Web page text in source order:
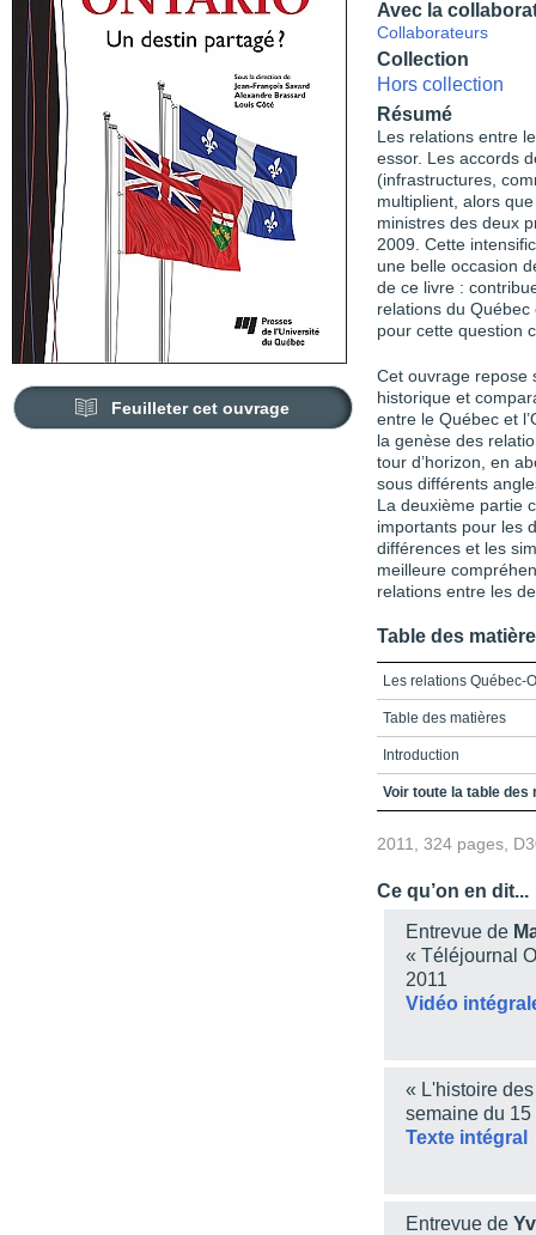
Feuilleter cet ouvrage
Avec la
Collaborateurs
Collection
Hors collection
Résumé
Les relations entre
essor. Les accords
(infrastructures,
multiplient, alors
ministres des deux
2009. Cette
une belle occasion
de ce livre :
relations du Québec
pour cette question
Cet ouvrage repose
historique et
entre le Québec et
la genèse des
tour d’horizon, en
sous différents
La deuxième partie
importants pour les
différences et les
meilleure
relations entre les
Table des
Les relations Québec-
Table des matières
Introduction
Première partie : Les
Voir toute la table des
2011, 324 pages,
Ce qu’on en dit...
Entrevue de
« Téléjournal
2011
Vidéo
« L'histoire
semaine du
Texte intégral
Entrevue de